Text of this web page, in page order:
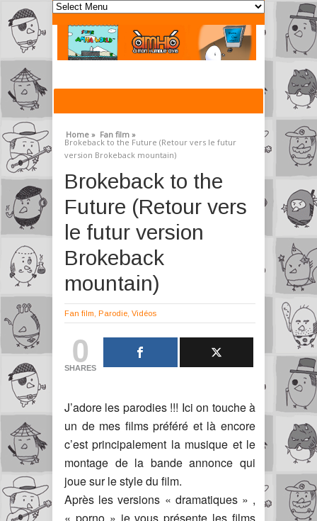
Home » Fan film »
Brokeback to the Future (Retour vers le futur
version Brokeback mountain)
Brokeback to the
Future (Retour vers
le futur version
Brokeback
mountain)
Fan film Parodie Vidéos
0
SHARES
J’adore les parodies !!! Ici on touche à
un de mes films préféré et là encore
c’est principalement la musique et le
montage de la bande annonce qui
joue sur le style du film.
Après les versions « dramatiques » ,